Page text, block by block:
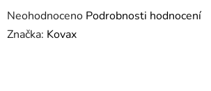
Průměrné
hodnocení
Neohodnoceno Podrobnosti hodnocení
Značka: Kovax